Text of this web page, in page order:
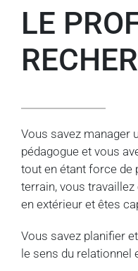
LE
Vous savez manager
pédagogue et vous
tout en étant force de
terrain, vous travaillez
en extérieur et êtes
Vous savez planifier
le sens du relationnel